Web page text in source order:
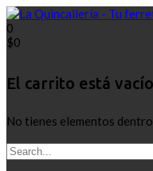
0
$0
El carrito está vacío
No tienes elementos